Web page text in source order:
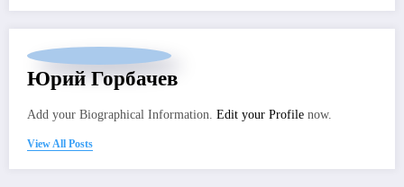
Юрий Горбачев
Add your Biographical Information. Edit your Profile now.
View All Posts